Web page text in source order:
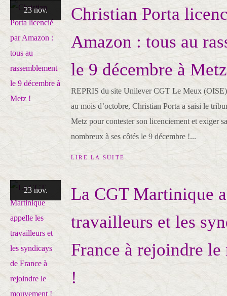
23 nov.
Christian Porta
Amazon : tous au
le 9 décembre à
REPRIS du site Unilever CGT Le Meux
au mois d’octobre, Christian Porta a saisi le
Metz pour contester son licenciement et exiger
nombreux à ses côtés le 9 décembre !...
LIRE LA SUITE
23 nov.
La CGT Martinique
travailleurs et les
France à rejoindre le
!